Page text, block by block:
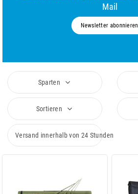
Mail
Newsletter abonnieren
Sparten
Sortieren
Versand innerhalb von 24 Stunden